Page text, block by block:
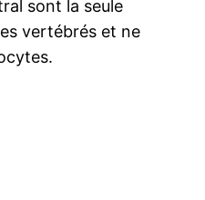
sont la seule
vertébrés et ne